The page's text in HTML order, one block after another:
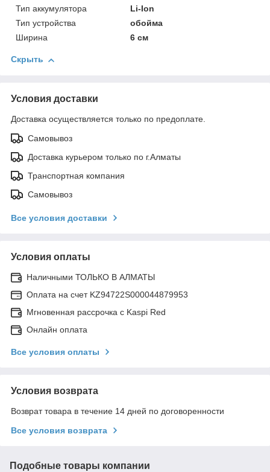
Тип аккумулятора
Li-Ion
Тип устройства
обойма
Ширина
6 см
Скрыть
Условия доставки
Доставка осуществляется только по предоплате.
Самовывоз
Доставка курьером только по г.Алматы
Транспортная компания
Самовывоз
Все условия доставки
Условия оплаты
Наличными ТОЛЬКО В АЛМАТЫ
Оплата на счет KZ94722S000044879953
Мгновенная рассрочка с Kaspi Red
Онлайн оплата
Все условия оплаты
Условия возврата
Возврат товара в течение 14 дней по договоренности
Все условия возврата
Подобные товары компании